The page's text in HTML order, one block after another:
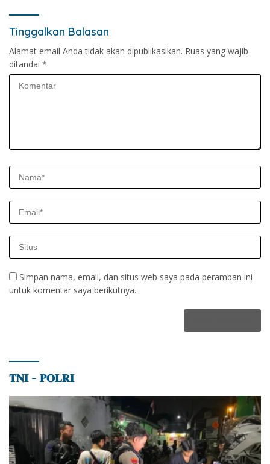
Tinggalkan Balasan
Alamat email Anda tidak akan dipublikasikan. Ruas yang wajib
ditandai *
Simpan nama, email, dan situs web saya pada peramban ini
untuk komentar saya berikutnya.
𝐓𝐍𝐈 – 𝐏𝐎𝐋𝐑𝐈